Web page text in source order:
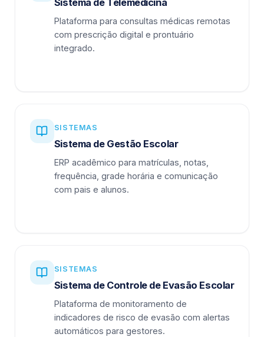
Sistema de Telemedicina
Plataforma para consultas médicas remotas
com prescrição digital e prontuário
integrado.
SISTEMAS
Sistema de Gestão Escolar
ERP acadêmico para matrículas, notas,
frequência, grade horária e comunicação
com pais e alunos.
SISTEMAS
Sistema de Controle de Evasão Escolar
Plataforma de monitoramento de
indicadores de risco de evasão com alertas
automáticos para gestores.